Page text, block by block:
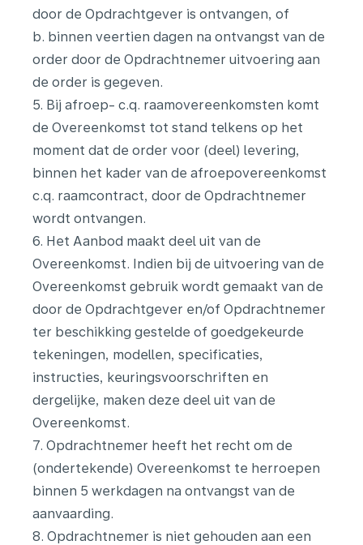
door de Opdrachtgever is ontvangen, of
b. binnen veertien dagen na ontvangst van de
order door de Opdrachtnemer uitvoering aan
de order is gegeven.
5. Bij afroep- c.q. raamovereenkomsten komt
de Overeenkomst tot stand telkens op het
moment dat de order voor (deel) levering,
binnen het kader van de afroepovereenkomst
c.q. raamcontract, door de Opdrachtnemer
wordt ontvangen.
6. Het Aanbod maakt deel uit van de
Overeenkomst. Indien bij de uitvoering van de
Overeenkomst gebruik wordt gemaakt van de
door de Opdrachtgever en/of Opdrachtnemer
ter beschikking gestelde of goedgekeurde
tekeningen, modellen, specificaties,
instructies, keuringsvoorschriften en
dergelijke, maken deze deel uit van de
Overeenkomst.
7. Opdrachtnemer heeft het recht om de
(ondertekende) Overeenkomst te herroepen
binnen 5 werkdagen na ontvangst van de
aanvaarding.
8. Opdrachtnemer is niet gehouden aan een